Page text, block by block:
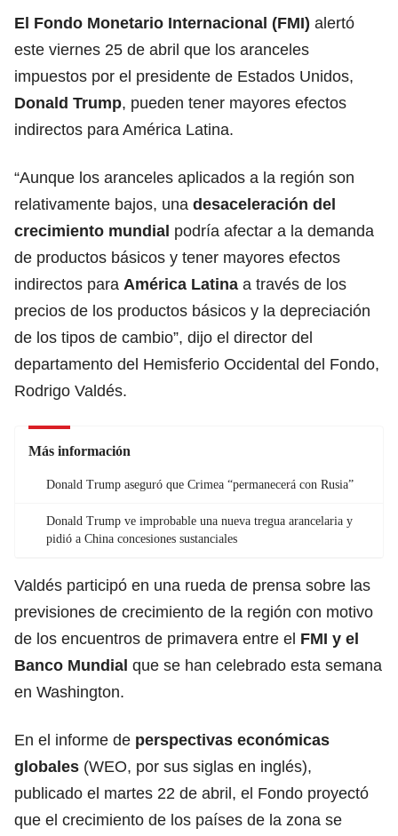
El Fondo Monetario Internacional (FMI) alertó
este viernes 25 de abril que los aranceles
impuestos por el presidente de Estados Unidos,
Donald Trump, pueden tener mayores efectos
indirectos para América Latina.
“Aunque los aranceles aplicados a la región son
relativamente bajos, una desaceleración del
crecimiento mundial podría afectar a la demanda
de productos básicos y tener mayores efectos
indirectos para América Latina a través de los
precios de los productos básicos y la depreciación
de los tipos de cambio”, dijo el director del
departamento del Hemisferio Occidental del Fondo,
Rodrigo Valdés.
Más información
Donald Trump aseguró que Crimea “permanecerá con Rusia”
Donald Trump ve improbable una nueva tregua arancelaria y
pidió a China concesiones sustanciales
Valdés participó en una rueda de prensa sobre las
previsiones de crecimiento de la región con motivo
de los encuentros de primavera entre el FMI y el
Banco Mundial que se han celebrado esta semana
en Washington.
En el informe de perspectivas económicas
globales (WEO, por sus siglas en inglés),
publicado el martes 22 de abril, el Fondo proyectó
que el crecimiento de los países de la zona se